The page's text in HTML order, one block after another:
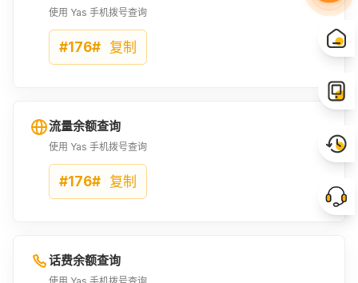
8500XOF
¥124.17
9500XOF
19680XOF
¥287.53
使用 Yas 手机拨号查询
#176# 复制
流量余额查询
使用 Yas 手机拨号查询
#176# 复制
话费余额查询